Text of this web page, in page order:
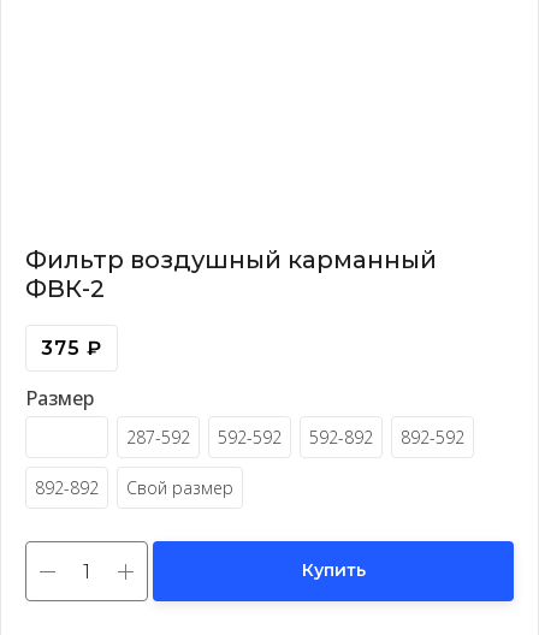
Фильтр воздушный карманный
ФВК-2
375 ₽
Размер
287-592 592-592 592-892 892-592
892-892 Свой размер
Купить